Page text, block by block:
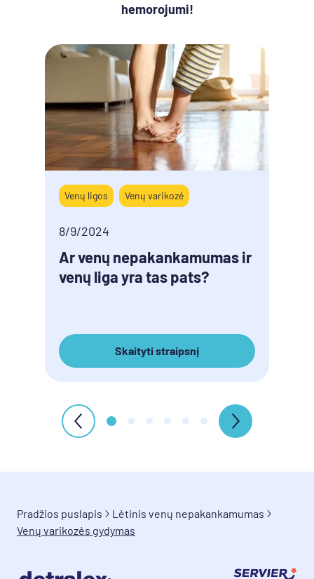
hemorojumi!
Venų ligos Venų varikozė
8/9/2024
Ar venų nepakankamumas ir
venų liga yra tas pats?
Skaityti straipsnį
Pradžios puslapis
Lėtinis venų nepakankamumas
Venų varikozės gydymas